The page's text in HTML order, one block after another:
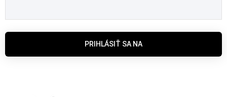
PRIHLÁSIŤ SA NA